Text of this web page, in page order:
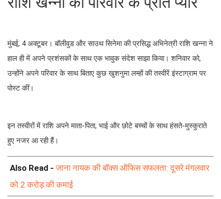
मुंबई, 4 अक्टूबर। बॉलीवुड और साउथ सिनेमा की प्रसिद्ध अभिनेत्री राशि खन्ना ने
हाल ही में अपने प्रशंसकों के साथ एक भावुक संदेश साझा किया। शनिवार को,
उन्होंने अपने परिवार के साथ बिताए कुछ खुशनुमा लम्हों की तस्वीरें इंस्टाग्राम पर
पोस्ट कीं।
इन तस्वीरों में राशि अपने माता-पिता, भाई और छोटे बच्चों के साथ हंसते-मुस्कुराते
हुए नजर आ रही हैं।
Also Read -जाना नायक की बॉक्स ऑफिस सफलता: दूसरे मंगलवार
को 2 करोड़ की कमाई